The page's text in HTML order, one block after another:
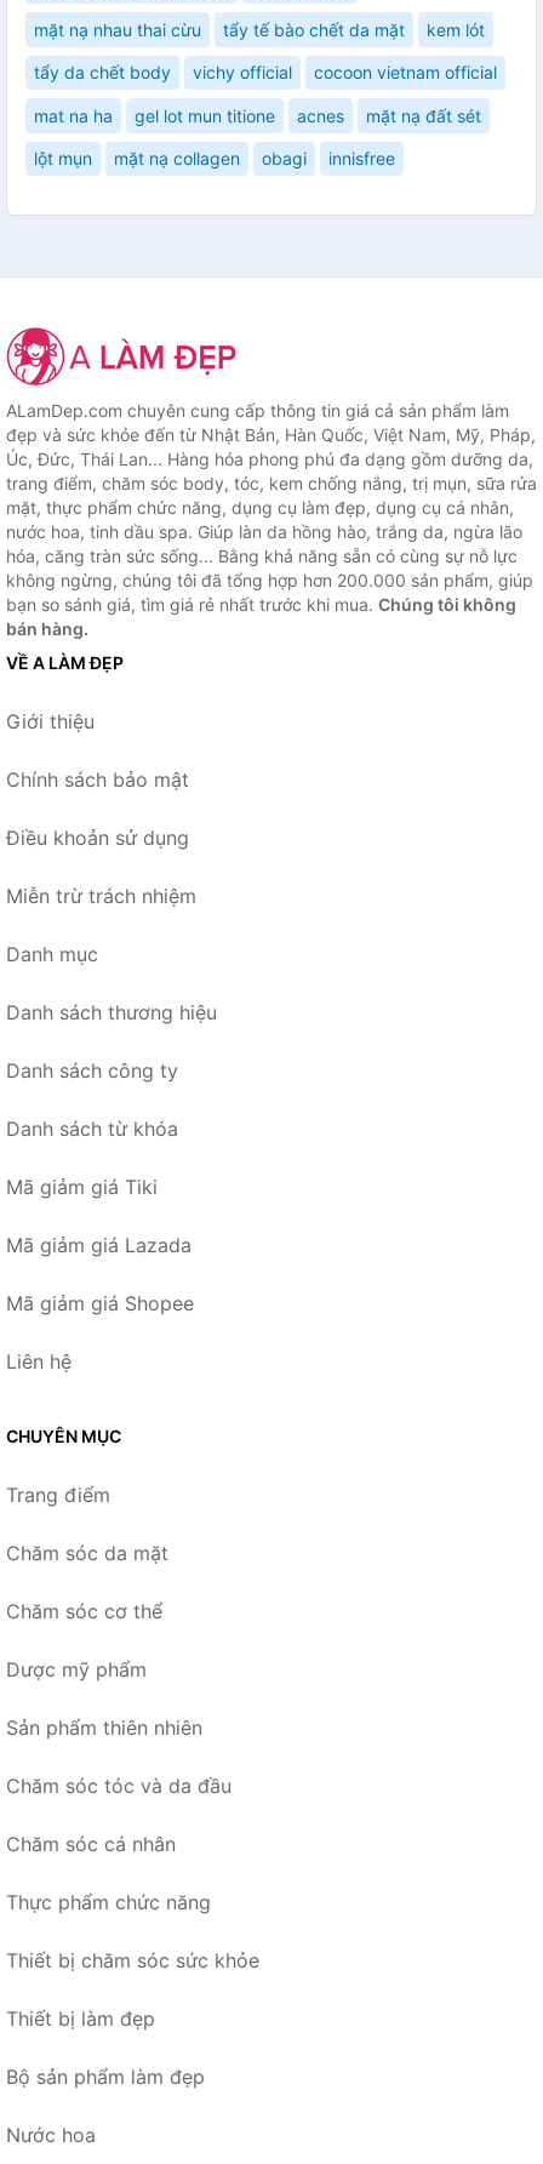
mặt nạ nhau thai cừu tẩy tế bào chết da mặt kem lót
tẩy da chết body vichy official cocoon vietnam official
mat na ha gel lot mun titione acnes mặt nạ đất sét
lột mụn mặt nạ collagen obagi innisfree
ALamDep.com chuyên cung cấp thông tin giá cả sản phẩm làm
đẹp và sức khỏe đến từ Nhật Bản, Hàn Quốc, Việt Nam, Mỹ, Pháp,
Úc, Đức, Thái Lan... Hàng hóa phong phú đa dạng gồm dưỡng da,
trang điểm, chăm sóc body, tóc, kem chống nắng, trị mụn, sữa rửa
mặt, thực phẩm chức năng, dụng cụ làm đẹp, dụng cụ cá nhân,
nước hoa, tinh dầu spa. Giúp làn da hồng hào, trắng da, ngừa lão
hóa, căng tràn sức sống... Bằng khả năng sẵn có cùng sự nỗ lực
không ngừng, chúng tôi đã tổng hợp hơn 200.000 sản phẩm, giúp
bạn so sánh giá, tìm giá rẻ nhất trước khi mua. Chúng tôi không
bán hàng.
VỀ A LÀM ĐẸP
Giới thiệu
Chính sách bảo mật
Điều khoản sử dụng
Miễn trừ trách nhiệm
Danh mục
Danh sách thương hiệu
Danh sách công ty
Danh sách từ khóa
Mã giảm giá Tiki
Mã giảm giá Lazada
Mã giảm giá Shopee
Liên hệ
CHUYÊN MỤC
Trang điểm
Chăm sóc da mặt
Chăm sóc cơ thể
Dược mỹ phẩm
Sản phẩm thiên nhiên
Chăm sóc tóc và da đầu
Chăm sóc cá nhân
Thực phẩm chức năng
Thiết bị chăm sóc sức khỏe
Thiết bị làm đẹp
Bộ sản phẩm làm đẹp
Nước hoa